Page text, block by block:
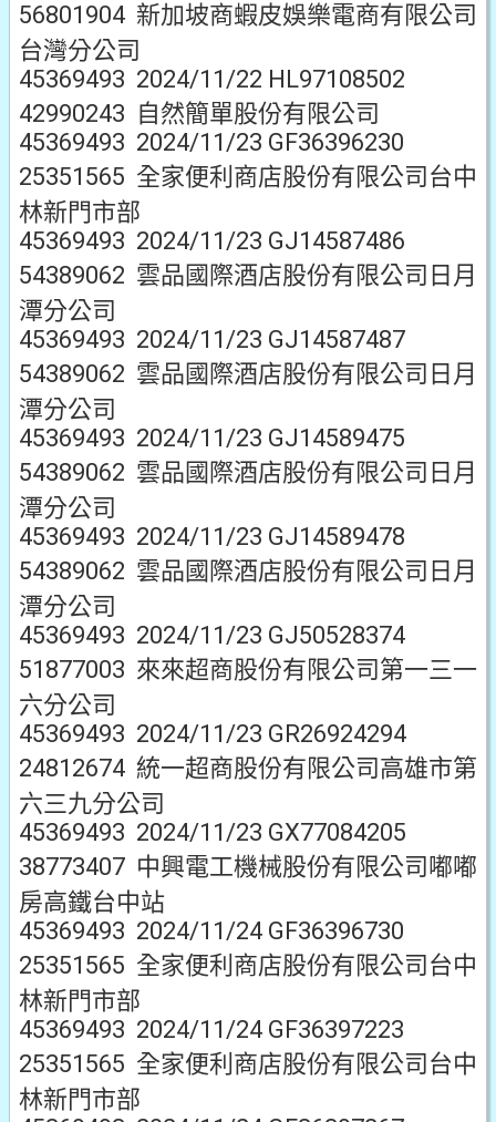
56801904 新加坡商蝦皮娛樂電商有限公司
台灣分公司
45369493 2024/11/22 HL97108502
42990243 自然簡單股份有限公司
45369493 2024/11/23 GF36396230
25351565 全家便利商店股份有限公司台中
林新門市部
45369493 2024/11/23 GJ14587486
54389062 雲品國際酒店股份有限公司日月
潭分公司
45369493 2024/11/23 GJ14587487
54389062 雲品國際酒店股份有限公司日月
潭分公司
45369493 2024/11/23 GJ14589475
54389062 雲品國際酒店股份有限公司日月
潭分公司
45369493 2024/11/23 GJ14589478
54389062 雲品國際酒店股份有限公司日月
潭分公司
45369493 2024/11/23 GJ50528374
51877003 來來超商股份有限公司第一三一
六分公司
45369493 2024/11/23 GR26924294
24812674 統一超商股份有限公司高雄市第
六三九分公司
45369493 2024/11/23 GX77084205
38773407 中興電工機械股份有限公司嘟嘟
房高鐵台中站
45369493 2024/11/24 GF36396730
25351565 全家便利商店股份有限公司台中
林新門市部
45369493 2024/11/24 GF36397223
25351565 全家便利商店股份有限公司台中
林新門市部